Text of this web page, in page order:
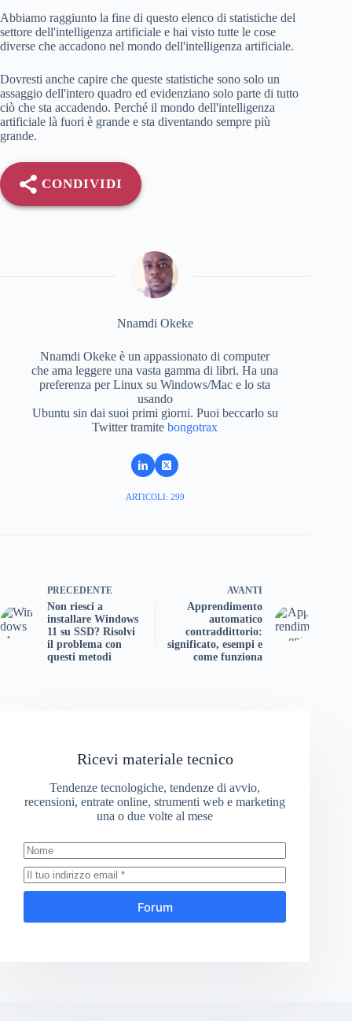
Abbiamo raggiunto la fine di questo elenco di statistiche del
settore dell'intelligenza artificiale e hai visto tutte le cose
diverse che accadono nel mondo dell'intelligenza artificiale.
Dovresti anche capire che queste statistiche sono solo un
assaggio dell'intero quadro ed evidenziano solo parte di tutto
ciò che sta accadendo. Perché il mondo dell'intelligenza
artificiale là fuori è grande e sta diventando sempre più
grande.
CONDIVIDI
Nnamdi Okeke
Nnamdi Okeke è un appassionato di computer
che ama leggere una vasta gamma di libri. Ha una
preferenza per Linux su Windows/Mac e lo sta
usando
Ubuntu sin dai suoi primi giorni. Puoi beccarlo su
Twitter tramitebongotrax
ARTICOLI: 299
PRECEDENTE
Non riesci a
installare Windows
11 su SSD? Risolvi
il problema con
questi metodi
AVANTI
Apprendimento
automatico
contraddittorio:
significato, esempi e
come funziona
Ricevi materiale tecnico
Tendenze tecnologiche, tendenze di avvio,
recensioni, entrate online, strumenti web e marketing
una o due volte al mese
Forum